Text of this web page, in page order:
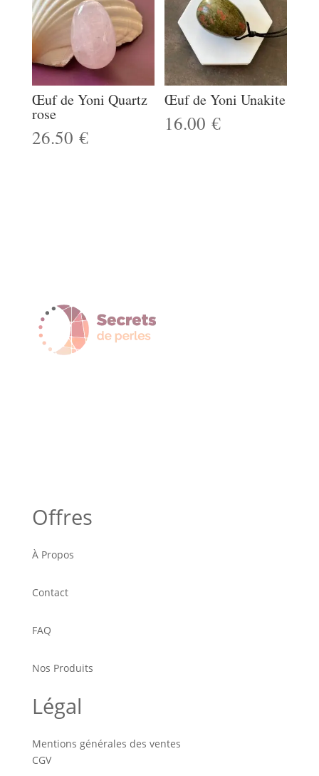
Œuf de Yoni Quartz
rose
26.50 €
Œuf de Yoni Unakite
16.00€
Offres
À Propos
Contact
FAQ
Nos Produits
Légal
Mentions générales des ventes
CGV